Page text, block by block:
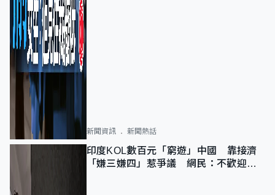
新聞資訊 新聞熱話
印度KOL數百元「窮遊」中國 靠接濟
「嫌三嫌四」惹爭議 網民：不歡迎劣